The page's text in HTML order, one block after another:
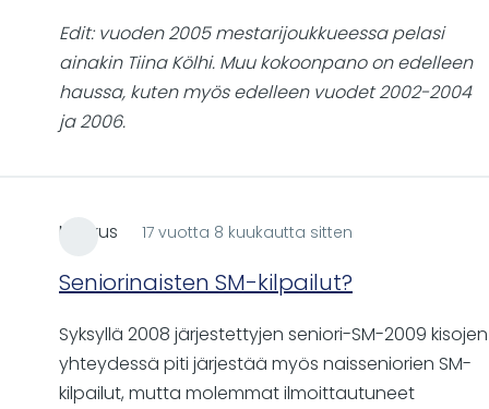
Edit: vuoden 2005 mestarijoukkueessa pelasi
ainakin Tiina Kölhi. Muu kokoonpano on edelleen
haussa, kuten myös edelleen vuodet 2002-2004
ja 2006.
Markus 17 vuotta 8 kuukautta sitten
Seniorinaisten SM-kilpailut?
Syksyllä 2008 järjestettyjen seniori-SM-2009 kisojen
yhteydessä piti järjestää myös naisseniorien SM-
kilpailut, mutta molemmat ilmoittautuneet